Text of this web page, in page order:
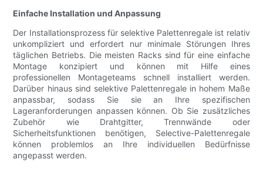
Einfache Installation und Anpassung
Der Installationsprozess für selektive Palettenregale ist relativ
unkompliziert und erfordert nur minimale Störungen Ihres
täglichen Betriebs. Die meisten Racks sind für eine einfache
Montage konzipiert und können mit Hilfe eines
professionellen Montageteams schnell installiert werden.
Darüber hinaus sind selektive Palettenregale in hohem Maße
anpassbar, sodass Sie sie an Ihre spezifischen
Lageranforderungen anpassen können. Ob Sie zusätzliches
Zubehör wie Drahtgitter, Trennwände oder
Sicherheitsfunktionen benötigen, Selective-Palettenregale
können problemlos an Ihre individuellen Bedürfnisse
angepasst werden.